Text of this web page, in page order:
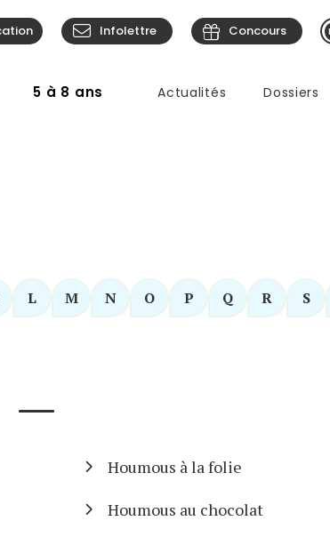
5 à 8 ans Actualités Dossiers
Infolettre Concours
L M N O P Q R S
Houmous à la folie
Houmous au chocolat